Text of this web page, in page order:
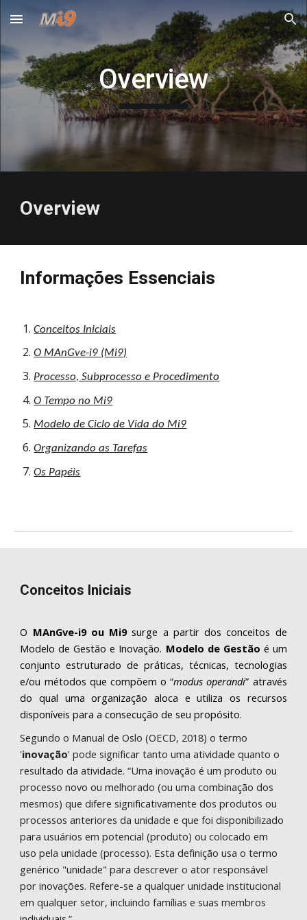
Skip to main content Skip to navigation
Overview
Overview
Informações Essenciais
Conceitos Iniciais
O MAnGve-i9 (Mi9)
Processo, Subprocesso e Procedimento
O Tempo no Mi9
Modelo de Ciclo de Vida do Mi9
Organizando as Tarefas
Os Papéis
Conceitos Iniciais
O MAnGve-i9 ou Mi9 surge a partir dos conceitos de
Modelo de Gestão e Inovação. Modelo de Gestão é um
conjunto estruturado de práticas, técnicas, tecnologias
e/ou métodos que compõem o “modus operandi” através
do qual uma organização aloca e utiliza os recursos
disponíveis para a consecução de seu propósito.
Segundo o Manual de Oslo (OECD, 2018) o termo
'inovação' pode significar tanto uma atividade quanto o
resultado da atividade. “Uma inovação é um produto ou
processo novo ou melhorado (ou uma combinação dos
mesmos) que difere significativamente dos produtos ou
processos anteriores da unidade e que foi disponibilizado
para usuários em potencial (produto) ou colocado em
uso pela unidade (processo). Esta definição usa o termo
genérico "unidade" para descrever o ator responsável
por inovações. Refere-se a qualquer unidade institucional
em qualquer setor, incluindo famílias e suas membros